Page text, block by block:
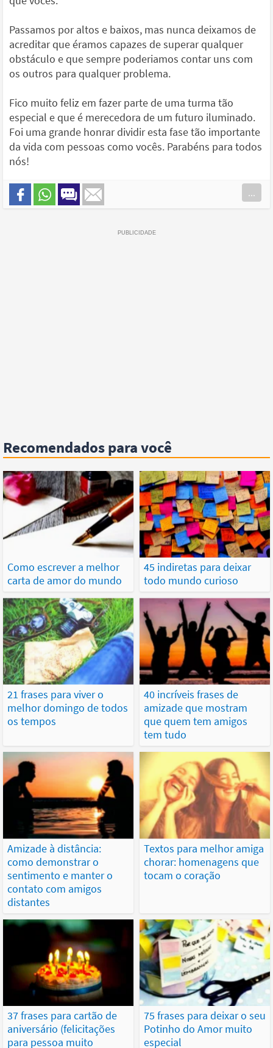
Passamos por altos e baixos, mas nunca deixamos de
acreditar que éramos capazes de superar qualquer
obstáculo e que sempre poderiamos contar uns com
os outros para qualquer problema.
Fico muito feliz em fazer parte de uma turma tão
especial e que é merecedora de um futuro iluminado.
Foi uma grande honrar dividir esta fase tão importante
da vida com pessoas como vocês. Parabéns para todos
nós!
...
Recomendados para você
Como escrever a melhor
carta de amor do mundo
45 indiretas para deixar
todo mundo curioso
21 frases para viver o
melhor domingo de todos
os tempos
40 incríveis frases de
amizade que mostram
que quem tem amigos
tem tudo
Amizade à distância:
como demonstrar o
sentimento e manter o
contato com amigos
distantes
Textos para melhor amiga
chorar: homenagens que
tocam o coração
37 frases para cartão de
aniversário (felicitações
para pessoa muito
75 frases para deixar o seu
Potinho do Amor muito
especial